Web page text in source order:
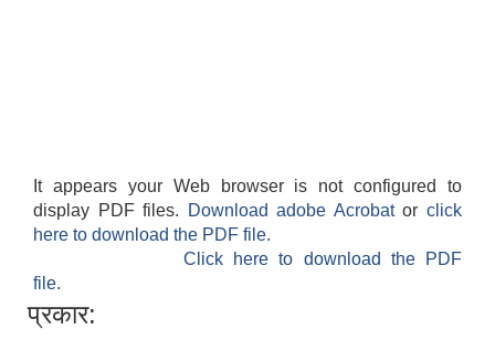
It appears your Web browser is not configured to
display PDF files.
Download adobe Acrobatorclick
here to download the PDF file.
Click here to download the PDF
file.
प्रकार: